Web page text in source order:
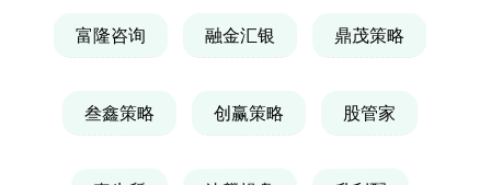
富隆咨询 融金汇银 鼎茂策略
叁鑫策略 创赢策略 股管家